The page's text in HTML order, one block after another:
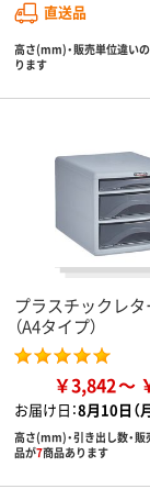
直送品
高さ(mm)・販売単位違い
ります
プラスチックレタ
（A4タイプ）
￥3,842
お届け日：8月10日（
高さ(mm)・引き出し数・
品が7商品あります